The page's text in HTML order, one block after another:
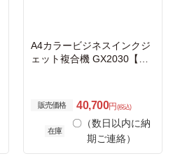
A4カラービジネスインクジ
ェット複合機 GX2030【特
販売価格 40,700円 (税込)
在庫
〇（数日以内に納
期ご連絡）